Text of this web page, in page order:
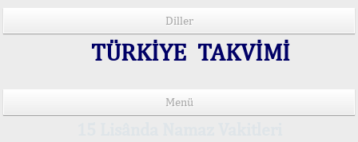
Diller
TÜRKİYE TAKVİMİ
Menü